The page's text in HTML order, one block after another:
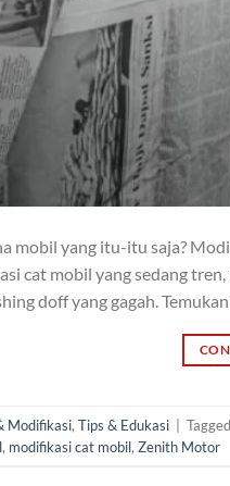
mobil yang itu-itu saja?
cat mobil yang sedang
doff yang gagah.
Modifikasi, Tips & Edukasi | Tagged
, modifikasi cat mobil, Zenith Motor